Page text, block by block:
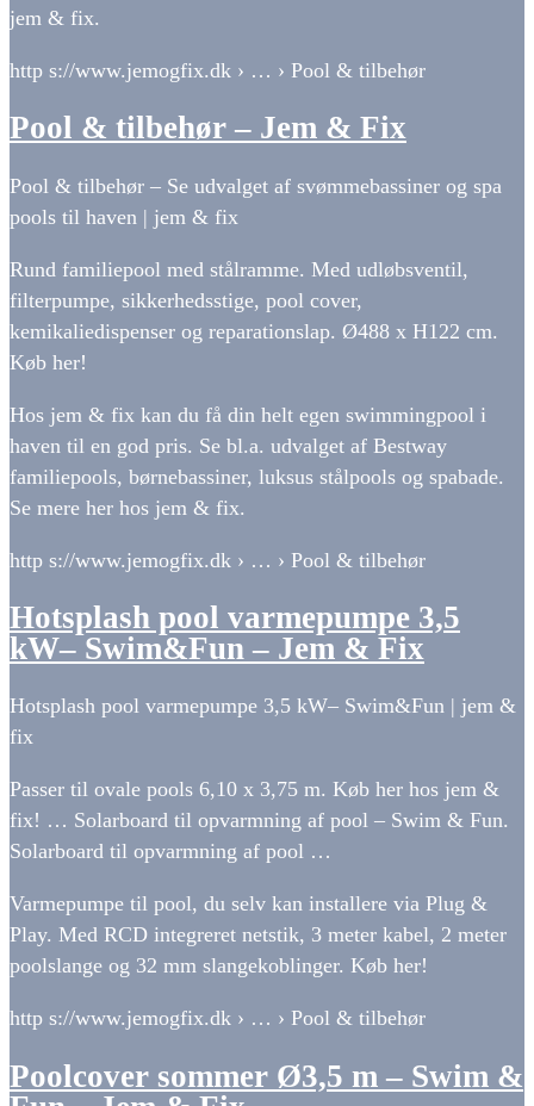
jem & fix.
http s://www.jemogfix.dk › … › Pool & tilbehør
Pool & tilbehør – Jem & Fix
Pool & tilbehør – Se udvalget af svømmebassiner og spa
pools til haven | jem & fix
Rund familiepool med stålramme. Med udløbsventil,
filterpumpe, sikkerhedsstige, pool cover,
kemikaliedispenser og reparationslap. Ø488 x H122 cm.
Køb her!
Hos jem & fix kan du få din helt egen swimmingpool i
haven til en god pris. Se bl.a. udvalget af Bestway
familiepools, børnebassiner, luksus stålpools og spabade.
Se mere her hos jem & fix.
http s://www.jemogfix.dk › … › Pool & tilbehør
Hotsplash pool varmepumpe 3,5
kW– Swim&Fun – Jem & Fix
Hotsplash pool varmepumpe 3,5 kW– Swim&Fun | jem &
fix
Passer til ovale pools 6,10 x 3,75 m. Køb her hos jem &
fix! … Solarboard til opvarmning af pool – Swim & Fun.
Solarboard til opvarmning af pool …
Varmepumpe til pool, du selv kan installere via Plug &
Play. Med RCD integreret netstik, 3 meter kabel, 2 meter
poolslange og 32 mm slangekoblinger. Køb her!
http s://www.jemogfix.dk › … › Pool & tilbehør
Poolcover sommer Ø3,5 m – Swim &